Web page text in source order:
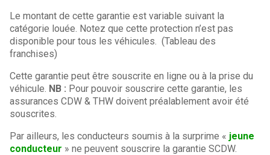
Le montant de cette garantie est variable suivant la
catégorie louée. Notez que cette protection n’est pas
disponible pour tous les véhicules. (Tableau des
franchises)
Cette garantie peut être souscrite en ligne ou à la prise du
véhicule. NB : Pour pouvoir souscrire cette garantie, les
assurances CDW & THW doivent préalablement avoir été
souscrites.
Par ailleurs, les conducteurs soumis à la surprime « jeune
conducteur » ne peuvent souscrire la garantie SCDW.